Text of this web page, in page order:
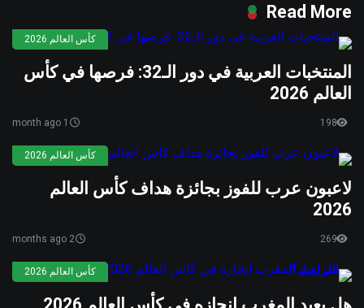
Read More
كأس العالم 2026
المنتخبات العربية في دور الـ32: فرصها في كأس
العالم 2026
1 month ago 198
كأس العالم 2026
لاعبون عرب للفوز بجائزة هداف كأس العالم
2026
2 months ago 269
كأس العالم 2026